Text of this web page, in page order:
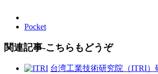
Pocket
関連記事-こちらもどうぞ
台湾工業技術研究院（ITRI